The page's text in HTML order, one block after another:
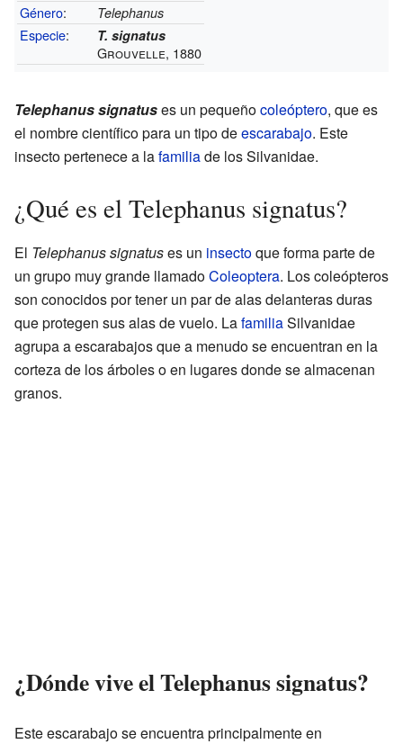
Género: Telephanus
Especie: T. signatus
Grouvelle, 1880
Telephanus signatuses un pequeñocoleóptero, que es
el nombre científico para un tipo deescarabajo. Este
insecto pertenece a lafamiliade los Silvanidae.
¿Qué es el Telephanus signatus?
El Telephanus signatuses un insectoque forma parte de
un grupo muy grande llamadoColeoptera. Los coleópteros
son conocidos por tener un par de alas delanteras duras
que protegen sus alas de vuelo. LafamiliaSilvanidae
agrupa a escarabajos que a menudo se encuentran en la
corteza de los árboles o en lugares donde se almacenan
granos.
¿Dónde vive el Telephanus signatus?
Este escarabajo se encuentra principalmente en